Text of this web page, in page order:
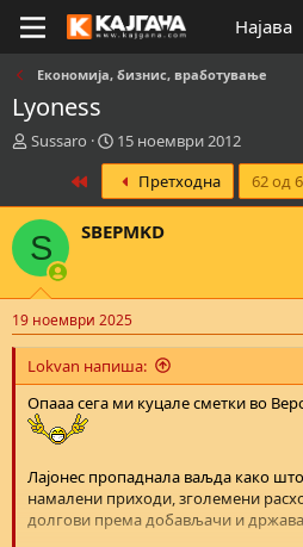
Најава
Економија, бизнис, вработување
Lyoness
К
а
т
о
н
т
е
м
а
т
а
Sussaro
В
р
е
м
е
а
п
о
ч
н
њ
е
15 ноември 2012
Претходна 62 од
S SBEPMKD
19 ноември 2025
Lokvan напиша:
Опааа сега ми куцале сметки во
Лајонес пропаднала ваљда како
намалени приходи, зголемени
долгови према добављачи и